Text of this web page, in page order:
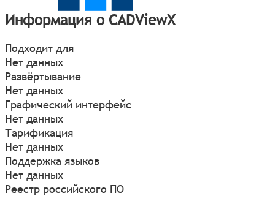
Информация о CADViewХ
Подходит для
Нет данных
Развёртывание
Нет данных
Графический интерфейс
Нет данных
Тарификация
Нет данных
Поддержка языков
Нет данных
Реестр российского ПО